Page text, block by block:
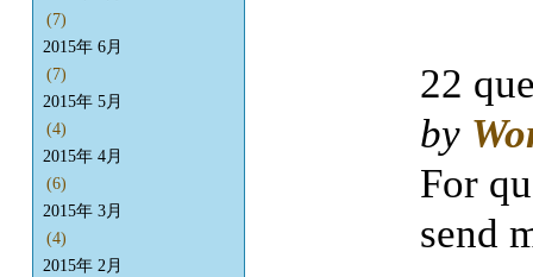
(7)
2015年 6月
(7)
2015年 5月
(4)
2015年 4月
(6)
2015年 3月
(4)
2015年 2月
22
by
For
send